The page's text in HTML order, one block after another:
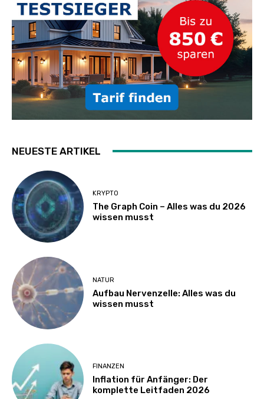
NEUESTE ARTIKEL
KRYPTO
The Graph Coin – Alles was du 2026
wissen musst
NATUR
Aufbau Nervenzelle: Alles was du
wissen musst
FINANZEN
Inflation für Anfänger: Der
komplette Leitfaden 2026